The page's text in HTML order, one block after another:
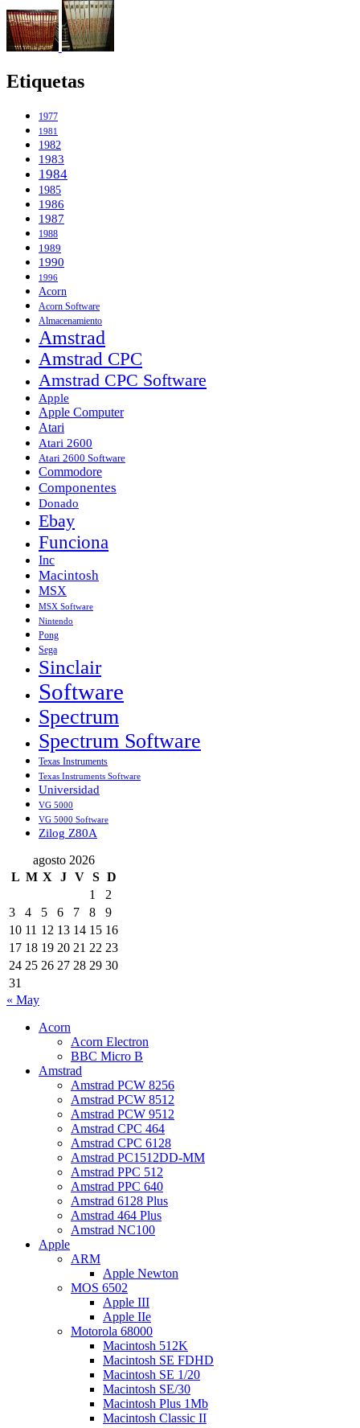
Etiquetas
1977
1981
1982
1983
1984
1985
1986
1987
1988
1989
1990
1996
Acorn
Acorn Software
Almacenamiento
Amstrad
Amstrad CPC
Amstrad CPC Software
Apple
Apple Computer
Atari
Atari 2600
Atari 2600 Software
Commodore
Componentes
Donado
Ebay
Funciona
Inc
Macintosh
MSX
MSX Software
Nintendo
Pong
Sega
Sinclair
Software
Spectrum
Spectrum Software
Texas Instruments
Texas Instruments Software
Universidad
VG 5000
VG 5000 Software
Zilog Z80A
agosto 2026
L M X J V S D
1
2
3
4 5 6 7 8
9
10 11 12 13 14 15 16
17 18 19 20 21 22 23
24 25 26 27 28 29 30
31
« May
Acorn
Acorn Electron
BBC Micro B
Amstrad
Amstrad PCW 8256
Amstrad PCW 8512
Amstrad PCW 9512
Amstrad CPC 464
Amstrad CPC 6128
Amstrad PC1512DD-MM
Amstrad PPC 512
Amstrad PPC 640
Amstrad 6128 Plus
Amstrad 464 Plus
Amstrad NC100
Apple
ARM
Apple Newton
MOS 6502
Apple III
Apple IIe
Motorola 68000
Macintosh 512K
Macintosh SE FDHD
Macintosh SE 1/20
Macintosh SE/30
Macintosh Plus 1Mb
Macintosh Classic II